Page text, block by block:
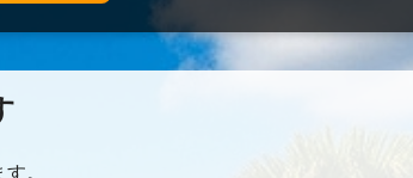
。